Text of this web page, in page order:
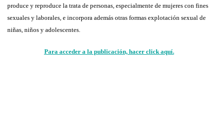
produce y reproduce la trata de personas, especialmente de mujeres con fines
sexuales y laborales, e incorpora además otras formas explotación sexual de
niñas, niños y adolescentes.
Para acceder a la publicación, hacer click aquí.